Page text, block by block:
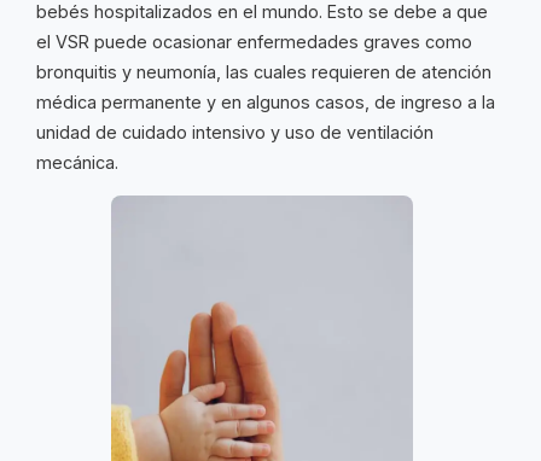
bebés hospitalizados en el mundo. Esto se debe a que
el VSR puede ocasionar enfermedades graves como
bronquitis y neumonía, las cuales requieren de atención
médica permanente y en algunos casos, de ingreso a la
unidad de cuidado intensivo y uso de ventilación
mecánica.